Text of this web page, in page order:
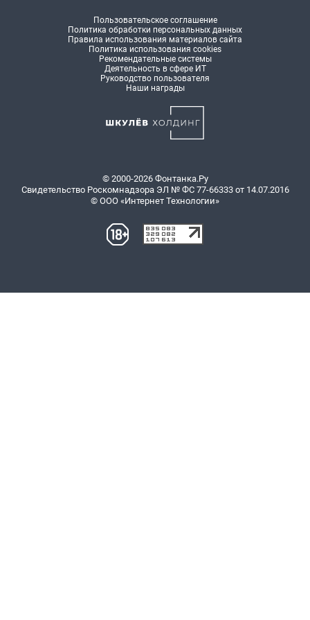
Пользовательское соглашение
Политика обработки персональных данных
Правила использования материалов сайта
Политика использования cookies
Рекомендательные системы
Деятельность в сфере ИТ
Руководство пользователя
Наши награды
© 2000-2026 Фонтанка.Ру
Свидетельство Роскомнадзора ЭЛ № ФС 77-66333 от 14.07.2016
© ООО «Интернет Технологии»